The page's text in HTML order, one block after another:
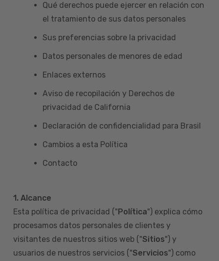
Qué derechos puede ejercer en relación con
el tratamiento de sus datos personales
Sus preferencias sobre la privacidad
Datos personales de menores de edad
Enlaces externos
Aviso de recopilación y Derechos de
privacidad de California
Declaración de confidencialidad para Brasil
Cambios a esta Política
Contacto
1. Alcance
Esta política de privacidad ("Política") explica cómo
procesamos datos personales de clientes y
visitantes de nuestros sitios web ("Sitios") y
usuarios de nuestros servicios ("Servicios") como